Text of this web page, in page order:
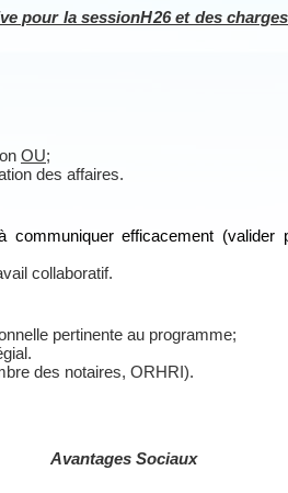
pour la sessionH26 et des
OU;
des affaires.
efficacement (valider
collaboratif.
pertinente au programme;
des notaires, ORHRI).
Avantages Sociaux